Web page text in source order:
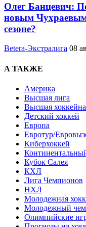
Олег Банцевич:
новым Чухраевым
сезоне?
Betera-Экстралига 08
А ТАКЖЕ
Америка
Высшая лига
Высшая
Детский хоккей
Европа
Евротур/
Киберхоккей
Кубок Салея
КХЛ
Лига Чемпионов
НХЛ
Молодежная
Молодежный
Олимпийские